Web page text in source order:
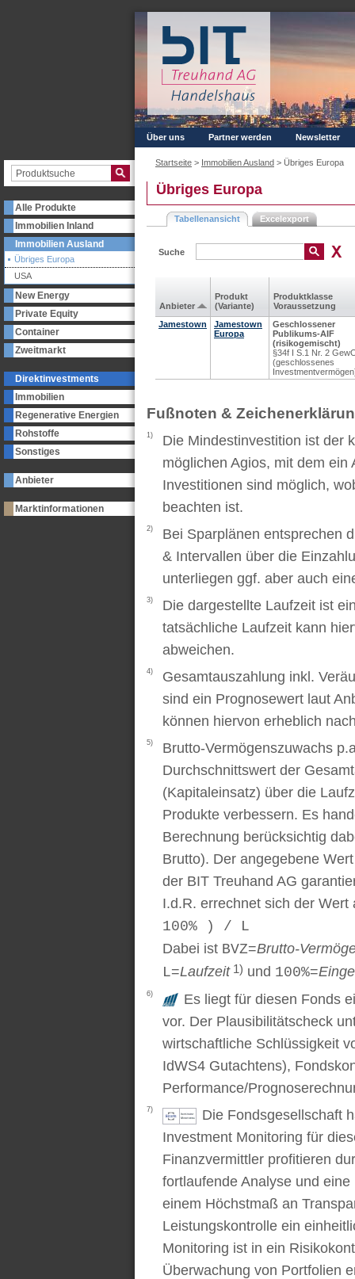
Alle Produkte
Immobilien Inland
Immobilien Ausland
Übriges Europa
USA
New Energy
Private Equity
Container
Zweitmarkt
Direktinvestments
Immobilien
Regenerative Energien
Rohstoffe
Sonstiges
Anbieter
Marktinformationen
Über uns Partner werden Newsletter
Startseite > Immobilien Ausland > Übriges Europa
Übriges Europa
Tabellenansicht Excelexport
Suche
Anbieter
Produkt
(Variante)
Produkt­klasse
Voraus­setzung
Jamestown
Jamestown
Europa
Geschlossener
Publikums-AIF
(risikogemischt)
§34f I S.1 Nr. 2
(geschlossenes
Fußnoten &
1)
Die Mindestinvestition ist der
möglichen Agios, mit dem
Investitionen sind möglich,
beachten ist.
2)
Bei Sparplänen entsprechen
& Intervallen über die
unterliegen ggf. aber auch
3)
Die dargestellte Laufzeit ist
tatsächliche Laufzeit kann
abweichen.
4)
Gesamtauszahlung inkl.
sind ein Prognosewert laut
können hiervon erheblich
5)
Brutto-Vermögenszuwachs
Durchschnittswert der
(Kapitaleinsatz) über die
Produkte verbessern. Es
Berechnung berücksichtig
Brutto). Der angegebene
der BIT Treuhand AG
I.d.R. errechnet sich der
100% ) / L
Dabei ist BVZ=Brutto-
L=Laufzeit1) und 100%=
6)
Es liegt für diesen Fonds
vor. Der Plausibilitätscheck
wirtschaftliche Schlüssigkeit
IdWS4 Gutachtens),
Performance/
7)
Die Fondsgesellschaft
Investment Monitoring für
Finanzvermittler profitieren
fortlaufende Analyse und
einem Höchstmaß an
Leistungskontrolle ein
Monitoring ist in ein
Überwachung von Portfolien